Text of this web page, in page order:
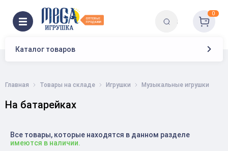
Каталог товаров
0
Главная Товары на складе Игрушки Музыкальные игрушки
На батарейках
Все товары, которые находятся в данном разделе
имеются в наличии.